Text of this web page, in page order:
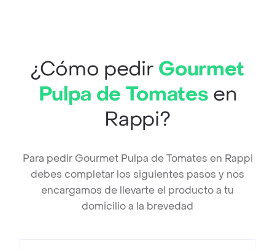
¿Cómo pedir Gourmet
Pulpa de Tomates en
Rappi?
Para pedir Gourmet Pulpa de Tomates en Rappi
debes completar los siguientes pasos y nos
encargamos de llevarte el producto a tu
domicilio a la brevedad